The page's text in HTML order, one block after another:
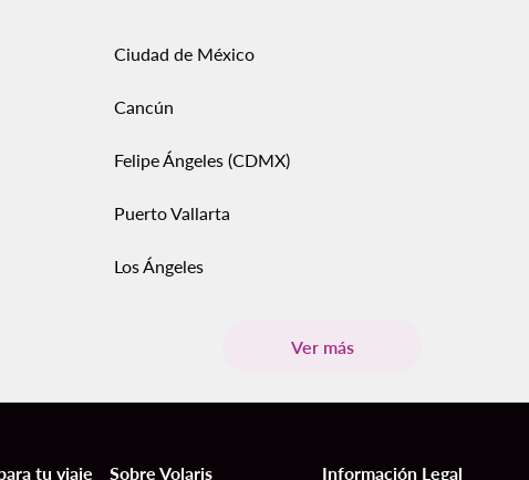
Ciudad de México
Cancún
Felipe Ángeles (CDMX)
Puerto Vallarta
Los Ángeles
Ver más
tu viaje Sobre Volaris Información Legal